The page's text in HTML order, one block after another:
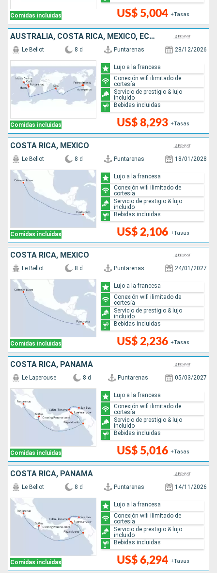
Comidas incluidas US$ 5,004 +Tasas
AUSTRALIA, COSTA RICA, MÉXICO, ECUADOR
Comidas incluidas
Le Bellot 8 d Puntarenas 28/12/2026
US$ 8,293 +Tasas
Lujo a la francesa
Conexión wifi ilimitado de
cortesía
Servicio de prestigio & lujo
incluido
Bebidas incluidas
COSTA RICA, MÉXICO
Comidas incluidas
Le Bellot 8 d Puntarenas 18/01/2028
US$ 2,106 +Tasas
Lujo a la francesa
Conexión wifi ilimitado de
cortesía
Servicio de prestigio & lujo
incluido
Bebidas incluidas
COSTA RICA, MÉXICO
Comidas incluidas
Le Bellot 8 d Puntarenas 24/01/2027
US$ 2,236 +Tasas
Lujo a la francesa
Conexión wifi ilimitado de
cortesía
Servicio de prestigio & lujo
incluido
Bebidas incluidas
COSTA RICA, PANAMÁ
Comidas incluidas
Le Laperouse 8 d Puntarenas 05/03/2027
US$ 5,016 +Tasas
Lujo a la francesa
Conexión wifi ilimitado de
cortesía
Servicio de prestigio & lujo
incluido
Bebidas incluidas
COSTA RICA, PANAMÁ
Comidas incluidas
Le Bellot 8 d Puntarenas 14/11/2026
US$ 6,294 +Tasas
Lujo a la francesa
Conexión wifi ilimitado de
cortesía
Servicio de prestigio & lujo
incluido
Bebidas incluidas